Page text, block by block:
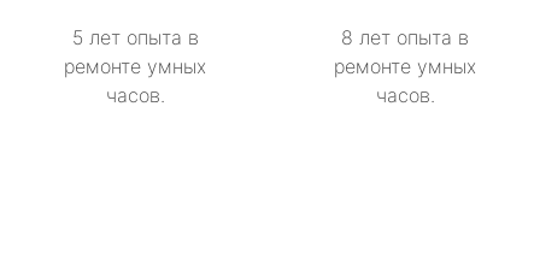
5 лет опыта в
ремонте умных
часов.
8 лет опыта в
ремонте умных
часов.